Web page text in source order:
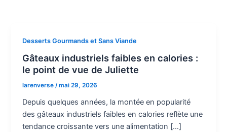
Desserts Gourmands et Sans Viande
Gâteaux industriels faibles en calories :
le point de vue de Juliette
larenverse/mai 29, 2026
Depuis quelques années, la montée en popularité
des gâteaux industriels faibles en calories reflète une
tendance croissante vers une alimentation […]